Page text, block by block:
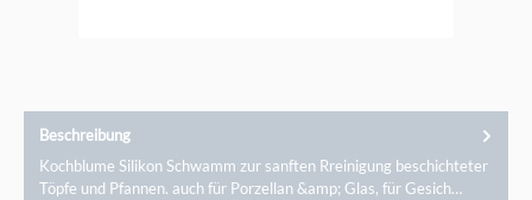
Beschreibung
Kochblume Silikon Schwamm zur sanften Rreinigung beschichteter
Töpfe und Pfannen. auch für Porzellan &amp; Glas, für Gesich…